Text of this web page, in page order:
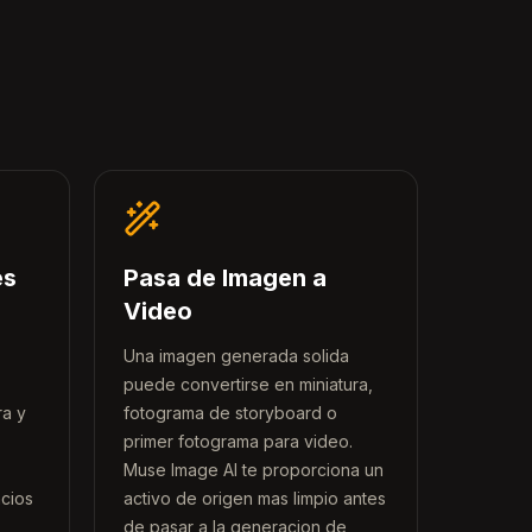
y
Pasa de Imagen a
Video
Una imagen generada solida
puede convertirse en miniatura,
fotograma de storyboard o
primer fotograma para video.
Muse Image AI te proporciona un
activo de origen mas limpio antes
de pasar a la generacion de